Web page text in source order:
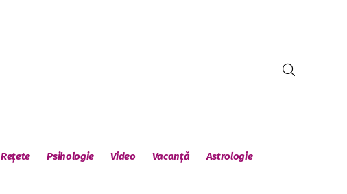
Rețete Psihologie Video Vacanță Astrologie